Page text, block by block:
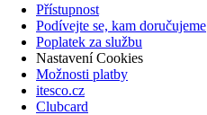
Přístupnost
Podívejte se, kam doručujeme
Poplatek za službu
Nastavení Cookies
Možnosti platby
itesco.cz
Clubcard